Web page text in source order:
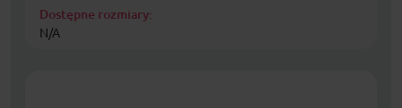
Dostępne rozmiary:
N/A